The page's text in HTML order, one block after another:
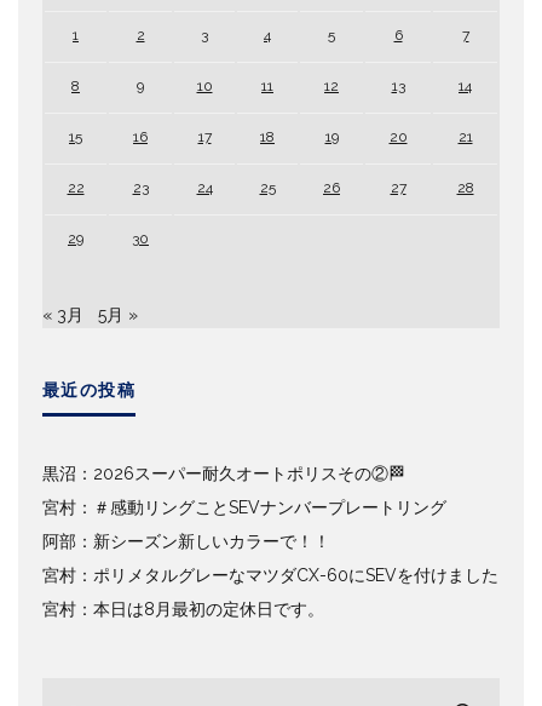
1 2 3 4 5 6 7
8 9 10 11 12 13 14
15 16 17 18 19 20 21
22 23 24 25 26 27 28
29 30
« 3月 5月 »
最近の投稿
黒沼：2026スーパー耐久オートポリスその②🏁
宮村：＃感動リングことSEVナンバープレートリング
阿部：新シーズン新しいカラーで！！
宮村：ポリメタルグレーなマツダCX-60にSEVを付けました
宮村：本日は8月最初の定休日です。